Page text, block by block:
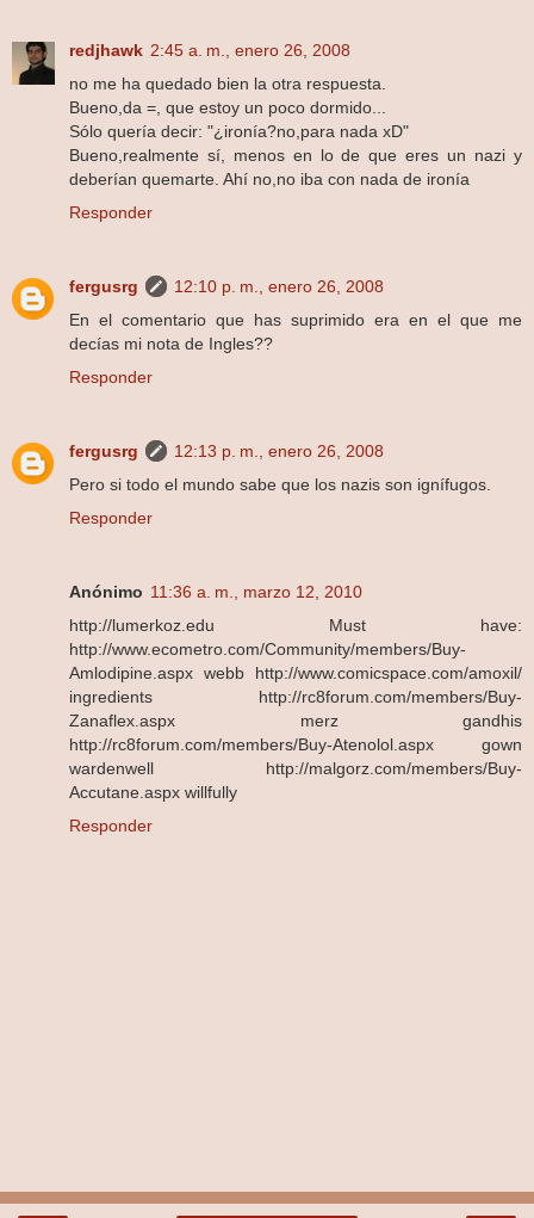
redjhawk 2:45 a. m., enero 26, 2008
no me ha quedado bien la otra respuesta.
Bueno,da =, que estoy un poco dormido...
Sólo quería decir: "¿ironía?no,para nada xD"
Bueno,realmente sí, menos en lo de que eres un nazi y
deberían quemarte. Ahí no,no iba con nada de ironía
Responder
fergusrg
12:10 p. m., enero 26, 2008
En el comentario que has suprimido era en el que me
decías mi nota de Ingles??
Responder
fergusrg
12:13 p. m., enero 26, 2008
Pero si todo el mundo sabe que los nazis son ignífugos.
Responder
Anónimo 11:36 a. m., marzo 12, 2010
http://lumerkoz.edu Must have:
http://www.ecometro.com/Community/members/Buy-
Amlodipine.aspx webb http://www.comicspace.com/amoxil/
ingredients http://rc8forum.com/members/Buy-
Zanaflex.aspx merz gandhis
http://rc8forum.com/members/Buy-Atenolol.aspx gown
wardenwell http://malgorz.com/members/Buy-
Accutane.aspx willfully
Responder